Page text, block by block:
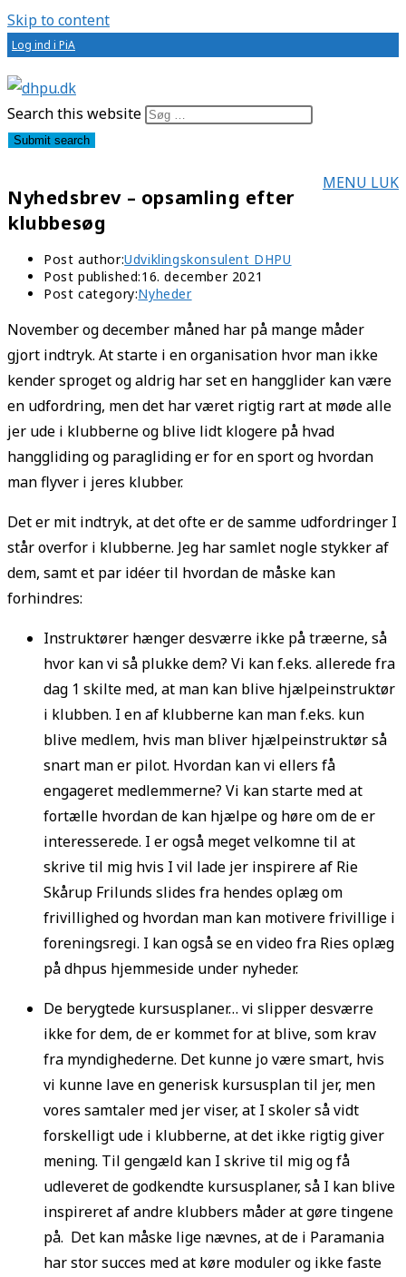
Skip to content
Log ind i PiA
Search this website
Submit search
MENU LUK
Nyhedsbrev – opsamling efter
klubbesøg
Post author:Udviklingskonsulent DHPU
Post published:16. december 2021
Post category:Nyheder
November og december måned har på mange måder
gjort indtryk. At starte i en organisation hvor man ikke
kender sproget og aldrig har set en hangglider kan være
en udfordring, men det har været rigtig rart at møde alle
jer ude i klubberne og blive lidt klogere på hvad
hanggliding og paragliding er for en sport og hvordan
man flyver i jeres klubber.
Det er mit indtryk, at det ofte er de samme udfordringer I
står overfor i klubberne. Jeg har samlet nogle stykker af
dem, samt et par idéer til hvordan de måske kan
forhindres:
Instruktører hænger desværre ikke på træerne, så
hvor kan vi så plukke dem? Vi kan f.eks. allerede fra
dag 1 skilte med, at man kan blive hjælpeinstruktør
i klubben. I en af klubberne kan man f.eks. kun
blive medlem, hvis man bliver hjælpeinstruktør så
snart man er pilot. Hvordan kan vi ellers få
engageret medlemmerne? Vi kan starte med at
fortælle hvordan de kan hjælpe og høre om de er
interesserede. I er også meget velkomne til at
skrive til mig hvis I vil lade jer inspirere af Rie
Skårup Frilunds slides fra hendes oplæg om
frivillighed og hvordan man kan motivere frivillige i
foreningsregi. I kan også se en video fra Ries oplæg
på dhpus hjemmeside under nyheder.
De berygtede kursusplaner… vi slipper desværre
ikke for dem, de er kommet for at blive, som krav
fra myndighederne. Det kunne jo være smart, hvis
vi kunne lave en generisk kursusplan til jer, men
vores samtaler med jer viser, at I skoler så vidt
forskelligt ude i klubberne, at det ikke rigtig giver
mening. Til gengæld kan I skrive til mig og få
udleveret de godkendte kursusplaner, så I kan blive
inspireret af andre klubbers måder at gøre tingene
på. Det kan måske lige nævnes, at de i Paramania
har stor succes med at køre moduler og ikke faste